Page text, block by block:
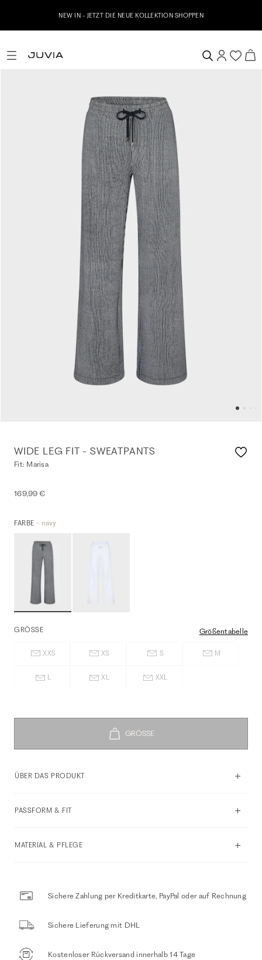
NEW IN - JETZT DIE NEUE KOLLEKTION SHOPPEN
WIDE LEG FIT - SWEATPANTS
Fit: Marisa
169,99 €
FARBE - navy
GRÖSSE Größentabelle
XXS XS S M
L XL XXL
ÜBER DAS PRODUKT
PASSFORM & FIT
MATERIAL & PFLEGE
Sichere Zahlung per Kreditkarte, PayPal oder auf Rechnung
Sichere Lieferung mit DHL
Kostenloser Rückversand innerhalb 14 Tage